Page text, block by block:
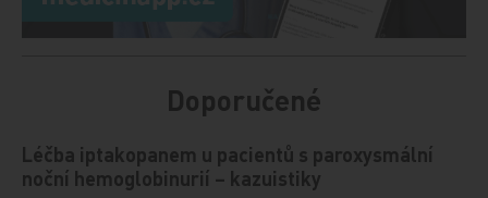
Doporučené
Léčba iptakopanem u pacientů s paroxysmální
noční hemoglobinurií – kazuistiky